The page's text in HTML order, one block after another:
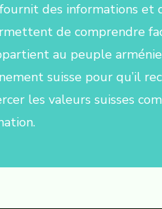
fournit des informations
de comprendre
au peuple
suisse pour qu’il
les valeurs suisses